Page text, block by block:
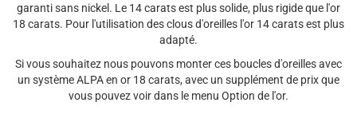
garanti sans nickel. Le 14 carats est plus solide, plus rigide que l'or
18 carats. Pour l'utilisation des clous d'oreilles l'or 14 carats est plus
adapté.
Si vous souhaitez nous pouvons monter ces boucles d'oreilles avec
un système ALPA en or 18 carats, avec un supplément de prix que
vous pouvez voir dans le menu Option de l'or.